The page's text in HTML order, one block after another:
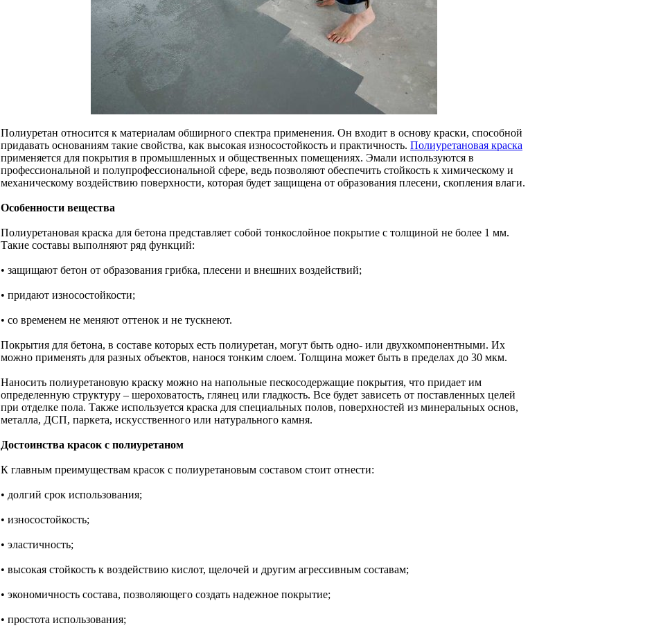
Полиуретан относится к материалам обширного спектра применения. Он входит в основу краски, способной
придавать основаниям такие свойства, как высокая износостойкость и практичность. Полиуретановая краска
применяется для покрытия в промышленных и общественных помещениях. Эмали используются в
профессиональной и полупрофессиональной сфере, ведь позволяют обеспечить стойкость к химическому и
механическому воздействию поверхности, которая будет защищена от образования плесени, скопления влаги.
Особенности вещества
Полиуретановая краска для бетона представляет собой тонкослойное покрытие с толщиной не более 1 мм.
Такие составы выполняют ряд функций:
• защищают бетон от образования грибка, плесени и внешних воздействий;
• придают износостойкости;
• со временем не меняют оттенок и не тускнеют.
Покрытия для бетона, в составе которых есть полиуретан, могут быть одно- или двухкомпонентными. Их
можно применять для разных объектов, нанося тонким слоем. Толщина может быть в пределах до 30 мкм.
Наносить полиуретановую краску можно на напольные пескосодержащие покрытия, что придает им
определенную структуру – шероховатость, глянец или гладкость. Все будет зависеть от поставленных целей
при отделке пола. Также используется краска для специальных полов, поверхностей из минеральных основ,
металла, ДСП, паркета, искусственного или натурального камня.
Достоинства красок с полиуретаном
К главным преимуществам красок с полиуретановым составом стоит отнести:
• долгий срок использования;
• износостойкость;
• эластичность;
• высокая стойкость к воздействию кислот, щелочей и другим агрессивным составам;
• экономичность состава, позволяющего создать надежное покрытие;
• простота использования;